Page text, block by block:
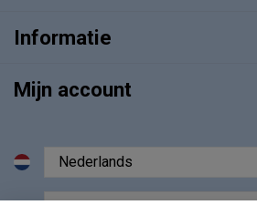
Informatie
Mijn account